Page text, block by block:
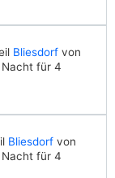
Bliesdorf von
für 4
Bliesdorf von
für 4